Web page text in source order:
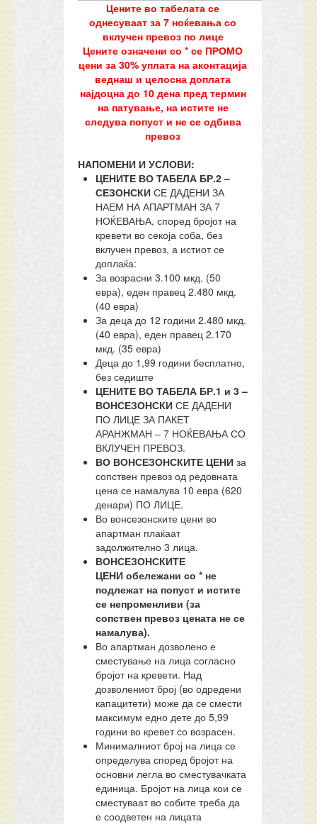
Цените во табелата се
однесуваат за 7 ноќевања со
вклучен превоз по лице
Цените означени со * се ПРОМО
цени за 30% уплата на аконтација
веднаш и целосна доплата
најдоцна до 10 дена пред термин
на патување, на истите не
следува попуст и не се одбива
превоз
НАПОМЕНИ И УСЛОВИ:
ЦЕНИТЕ ВО ТАБЕЛА БР.2 –
СЕЗОНСКИ СЕ ДАДЕНИ ЗА
НАЕМ НА АПАРТМАН ЗА 7
НОЌЕВАЊА, според бројот на
кревети во секоја соба, без
вклучен превоз, а истиот се
доплаќа:
За возрасни 3.100 мкд. (50
евра), еден правец 2.480 мкд.
(40 евра)
За деца до 12 години 2.480 мкд.
(40 евра), еден правец 2.170
мкд. (35 евра)
Деца до 1,99 години бесплатно,
без седиште
ЦЕНИТЕ ВО ТАБЕЛА БР.1 и 3 –
ВОНСЕЗОНСКИ СЕ ДАДЕНИ
ПО ЛИЦЕ ЗА ПАКЕТ
АРАНЖМАН – 7 НОЌЕВАЊА СО
ВКЛУЧЕН ПРЕВОЗ.
ВО ВОНСЕЗОНСКИТЕ ЦЕНИ за
сопствен превоз од редовната
цена се намалува 10 евра (620
денари) ПО ЛИЦЕ.
Во вонсезонските цени во
апартман плаќаат
задолжително 3 лица.
ВОНСЕЗОНСКИТЕ
ЦЕНИ обележани со * не
подлежат на попуст и истите
се непроменливи (за
сопствен превоз цената не се
намалува).
Во апартман дозволено е
сместување на лица согласно
бројот на кревети. Над
дозволениот број (во одредени
капацитети) може да се смести
максимум едно дете до 5,99
години во кревет со возрасен.
Минималниот број на лица се
определува според бројот на
основни легла во сместувачката
единица. Бројот на лица кои се
сместуваат во собите треба да
е соодветен на лицата